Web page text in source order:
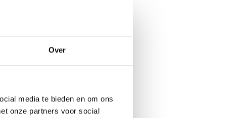
Over
media te bieden en om ons
onze partners voor social